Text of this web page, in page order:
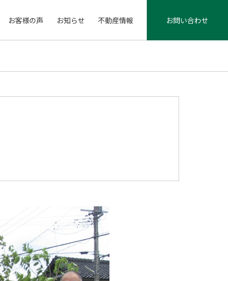
お客様の声 お知らせ 不動産情報 お問い合わせ